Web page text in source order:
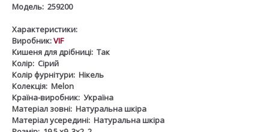
Модель: 259200
Характеристики:
Виробник:VIF
Кишеня для дрібниці: Так
Колір: Сірий
Колір фурнітури: Нікель
Колекція: Melon
Країна-виробник: Україна
Матеріал зовні: Натуральна шкіра
Матеріал усередині: Натуральна шкіра